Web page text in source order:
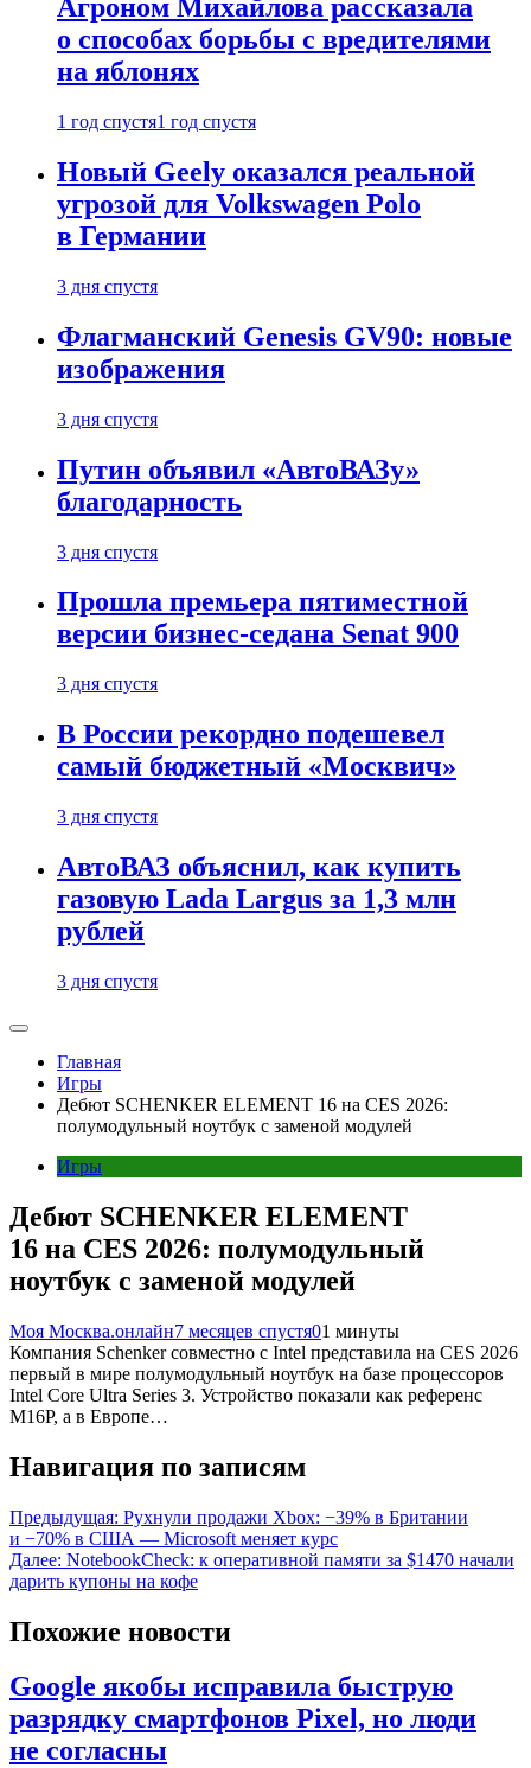
Агроном Михайлова рассказала
о способах борьбы с вредителями
на яблонях
1 год спустя1 год спустя
Новый Geely оказался реальной
угрозой для Volkswagen Polo
в Германии
3 дня спустя
Флагманский Genesis GV90: новые
изображения
3 дня спустя
Путин объявил «АвтоВАЗу»
благодарность
3 дня спустя
Прошла премьера пятиместной
версии бизнес-седана Senat 900
3 дня спустя
В России рекордно подешевел
самый бюджетный «Москвич»
3 дня спустя
АвтоВАЗ объяснил, как купить
газовую Lada Largus за 1,3 млн
рублей
3 дня спустя
Главная
Игры
Дебют SCHENKER ELEMENT 16 на CES 2026:
полумодульный ноутбук с заменой модулей
Игры
Дебют SCHENKER ELEMENT
16 на CES 2026: полумодульный
ноутбук с заменой модулей
Моя Москва.онлайн7 месяцев спустя01 минуты
Компания Schenker совместно с Intel представила на CES 2026
первый в мире полумодульный ноутбук на базе процессоров
Intel Core Ultra Series 3. Устройство показали как референс
M16P, а в Европе…
Навигация по записям
Предыдущая: Рухнули продажи Xbox: −39% в Британии
и −70% в США — Microsoft меняет курс
Далее: NotebookCheck: к оперативной памяти за $1470 начали
дарить купоны на кофе
Похожие новости
Google якобы исправила быструю
разрядку смартфонов Pixel, но люди
не согласны